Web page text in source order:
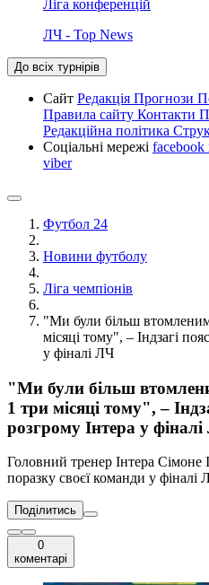
Ліга конференцій
ЛЧ - Top News
До всіх турнірів
Сайт Редакція Прогнози
Правила сайту Контакти
Редакційна політика
Соціальні мережі facebook
viber
Футбол 24
Новини футболу
Ліга чемпіонів
"Ми були більш
місяці тому", – Індзагі
у фіналі ЛЧ
"Ми були більш
1 три місяці тому", –
розгрому Інтера у
Головний тренер Інтера Сімоне
поразку своєї команди у
Поділитись
0
коментарі